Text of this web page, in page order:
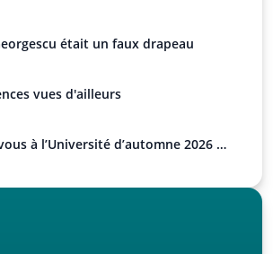
était un faux drapeau
vues d'ailleurs
à l’Université d’automne 2026 de